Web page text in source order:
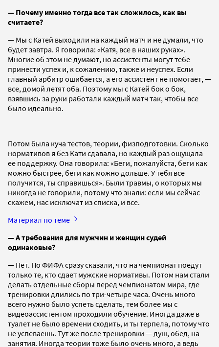
— Почему именно тогда все так сложилось, как вы
считаете?
— Мы с Катей выходили на каждый матч и не думали, что
будет завтра. Я говорила: «Катя, все в наших руках».
Многие об этом не думают, но ассистенты могут тебе
принести успех и, к сожалению, также и неуспех. Если
главный арбитр ошибается, а его ассистент не помогает, —
все, домой летят оба. Поэтому мы с Катей бок о бок,
взявшись за руки работали каждый матч так, чтобы все
было идеально.
Потом была куча тестов, теории, физподготовки. Сколько
нормативов я без Кати сдавала, но каждый раз ощущала
ее поддержку. Она говорила: «Беги, пожалуйста, беги как
можно быстрее, беги как можно дольше. У тебя все
получится, ты справишься». Были травмы, о которых мы
никогда не говорили, потому что знали: если мы сейчас
скажем, нас исключат из списка, и все.
Материал по теме
— А требования для мужчин и женщин судей
одинаковые?
— Нет. Но ФИФА сразу сказали, что на чемпионат поедут
только те, кто сдает мужские нормативы. Потом нам стали
делать отдельные сборы перед чемпионатом мира, где
тренировки длились по три-четыре часа. Очень много
всего нужно было успеть сделать, тем более мы с
видеоассистентом проходили обучение. Иногда даже в
туалет не было времени сходить, и ты терпела, потому что
не успеваешь. Тут же после тренировки — душ, обед, на
занятия. Иногда теории тоже было очень много, а ведь